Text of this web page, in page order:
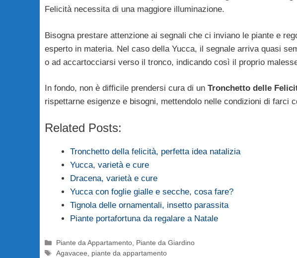
Felicità necessita di una maggiore illuminazione.
Bisogna prestare attenzione ai segnali che ci inviano le piante e
esperto in materia. Nel caso della Yucca, il segnale arriva quasi
o ad accartocciarsi verso il tronco, indicando così il proprio
In fondo, non è difficile prendersi cura di un Tronchetto delle
rispettarne esigenze e bisogni, mettendolo nelle condizioni di farci
Related Posts:
Tronchetto della felicità, perfetta idea natalizia
Yucca, varietà e cure
Dracena, varietà e cure
Yucca con foglie gialle e secche, cosa fare?
Tignola delle ornamentali, insetto parassita
Piante portafortuna da regalare a Natale
Categorie
Piante da Appartamento, Piante da Giardino
Tag
Agavacee, piante da appartamento